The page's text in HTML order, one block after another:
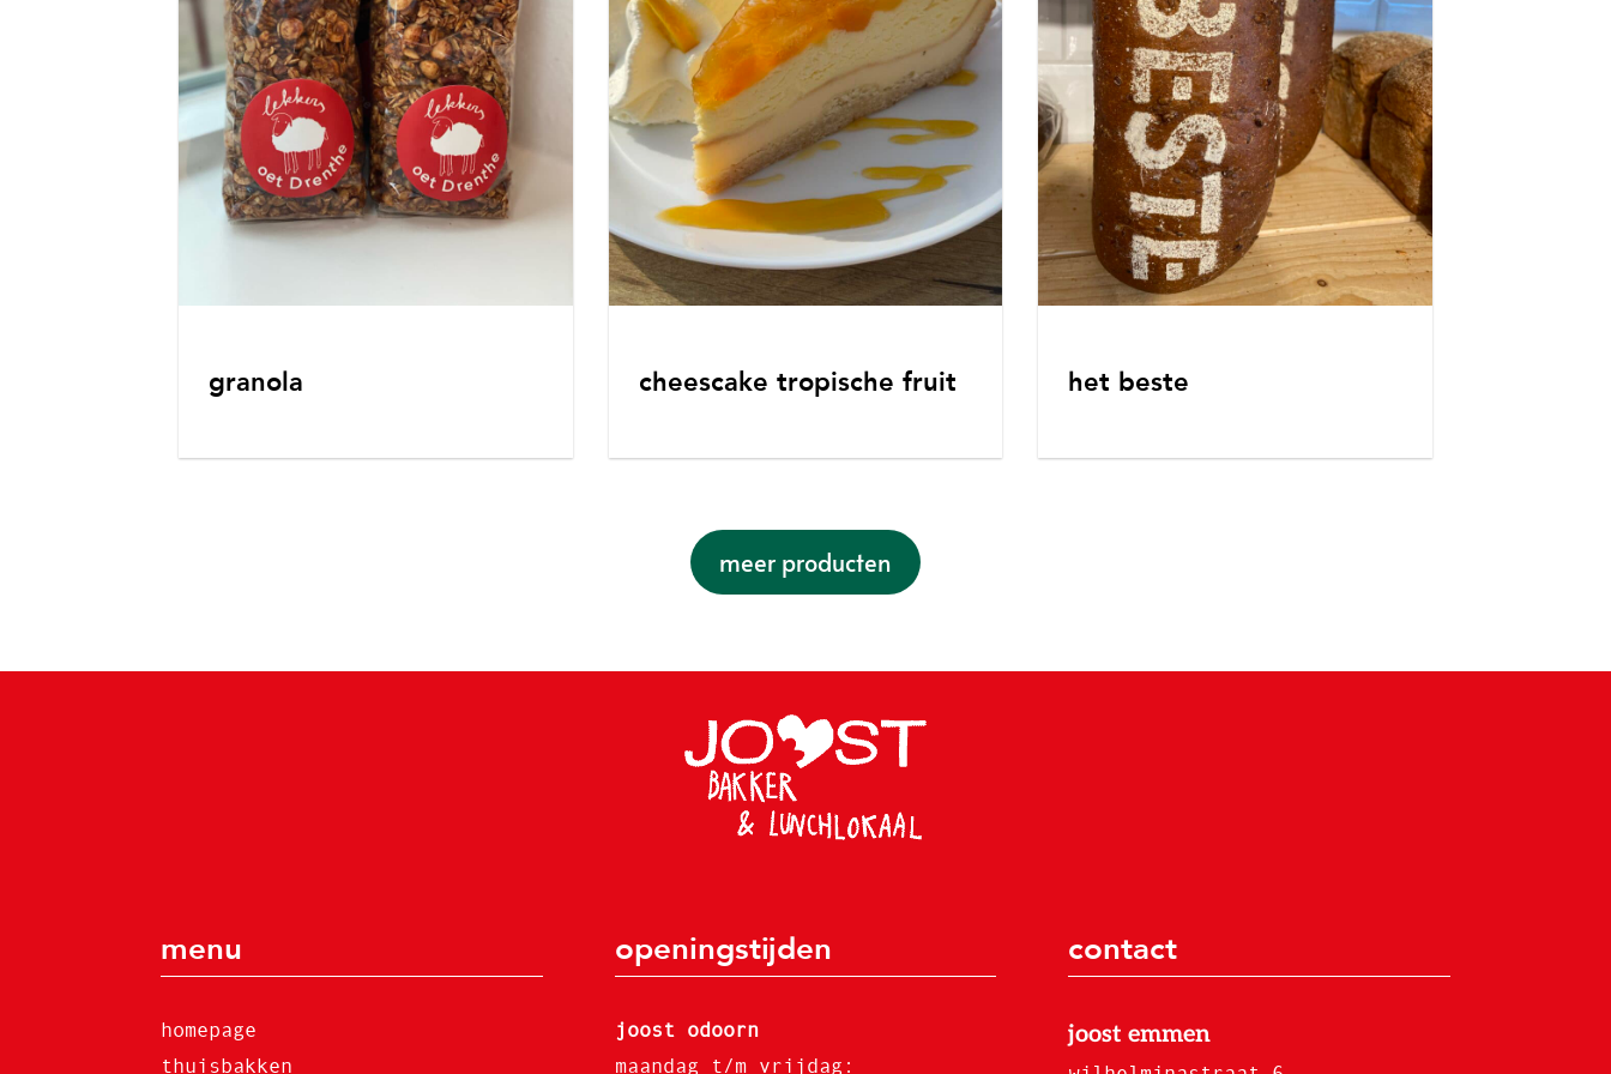
granola cheescake tropische fruit het beste
meer producten
menu
homepage
thuisbakken
openingstijden
joost odoorn
maandag t/m vrijdag:
contact
joost emmen